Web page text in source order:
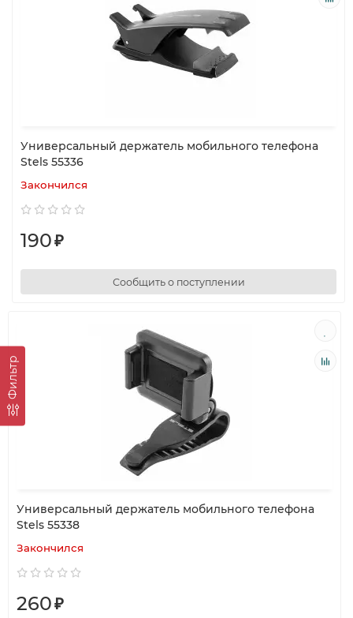
Фильтр
Универсальный держатель мобильного телефона
Stels 55336
Закончился
190₽
Сообщить о поступлении
Универсальный держатель мобильного телефона
Stels 55338
Закончился
260₽